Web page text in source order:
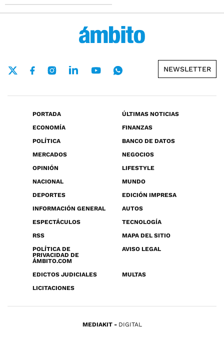
NEWSLETTER
PORTADA
ÚLTIMAS NOTICIAS
ECONOMÍA
FINANZAS
POLÍTICA
BANCO DE DATOS
MERCADOS
NEGOCIOS
OPINIÓN
LIFESTYLE
NACIONAL
MUNDO
DEPORTES
EDICIÓN IMPRESA
INFORMACIÓN GENERAL
AUTOS
ESPECTÁCULOS
TECNOLOGÍA
RSS
MAPA DEL SITIO
POLÍTICA DE
PRIVACIDAD DE
ÁMBITO.COM
AVISO LEGAL
EDICTOS JUDICIALES
MULTAS
LICITACIONES
MEDIAKIT DIGITAL